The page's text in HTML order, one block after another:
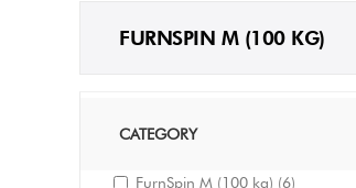
FURNSPIN M (100 KG)
CATEGORY
FurnSpin M (100 kg) (6)